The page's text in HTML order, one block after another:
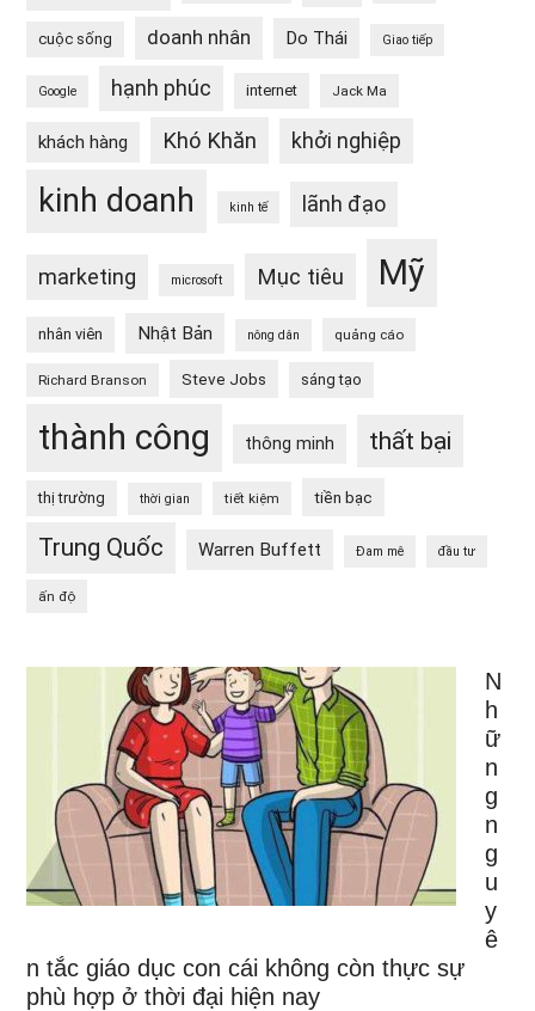
cuộc sống doanh nhân Do Thái Giao tiếp
Google hạnh phúc internet Jack Ma
khách hàng Khó Khăn khởi nghiệp
kinh doanh kinh tế lãnh đạo
marketing microsoft Mục tiêu Mỹ
nhân viên Nhật Bản nông dân quảng cáo
Richard Branson Steve Jobs sáng tạo
thành công thông minh thất bại
thị trường thời gian tiết kiệm tiền bạc
Trung Quốc Warren Buffett Đam mê đầu tư
ấn độ
N
h
ữ
n
g
n
g
u
y
ê
n tắc giáo dục con cái không còn thực sự
phù hợp ở thời đại hiện nay